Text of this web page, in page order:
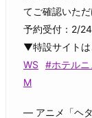
てご確認いた
予約受付：2/
▼特設サイトは
WS
#ホテルニ
M
— アニメ「ヘ